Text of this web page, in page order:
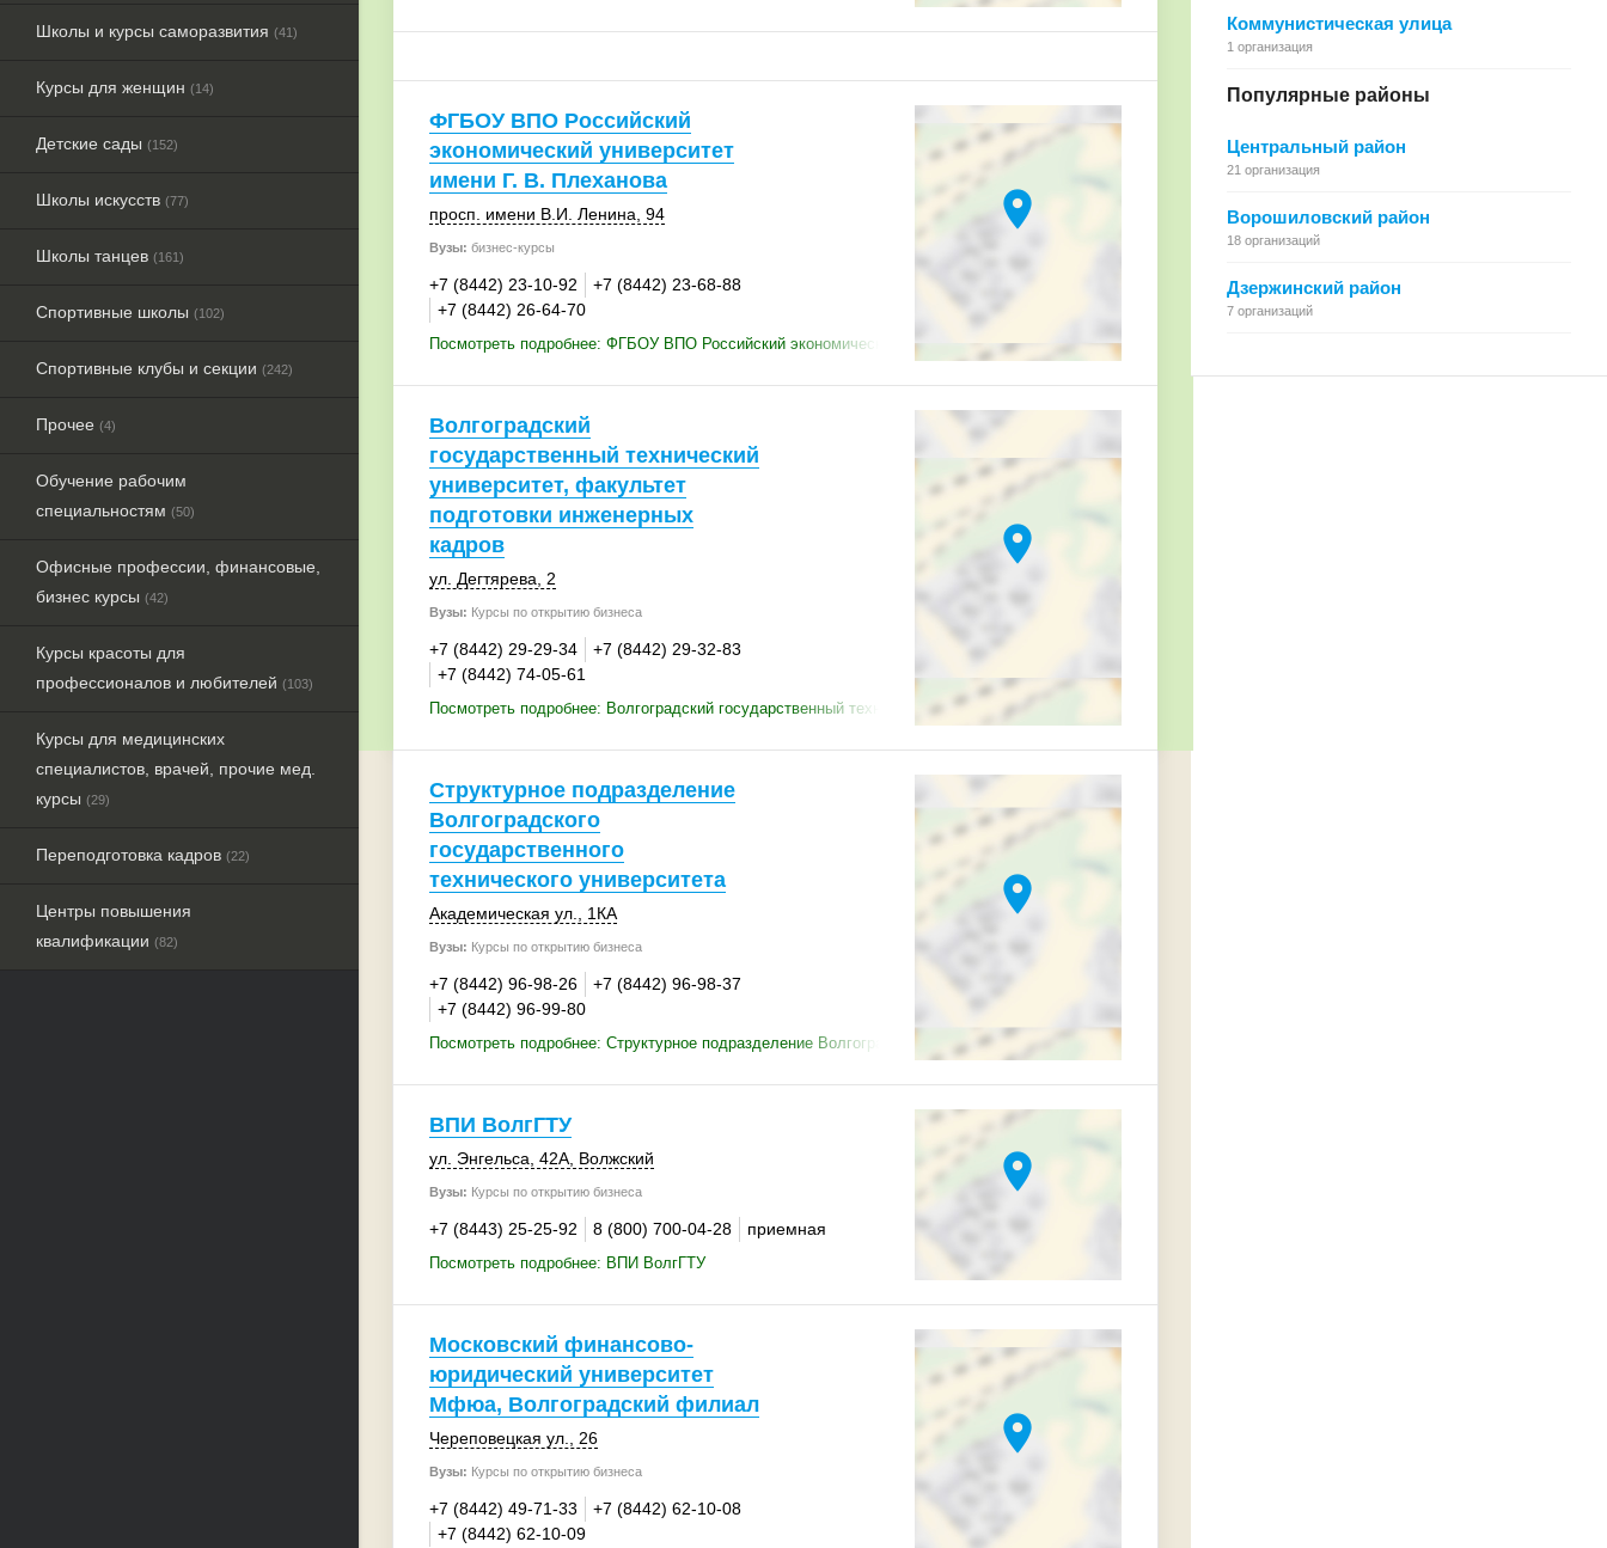
Школы и курсы саморазвития (41)
Курсы для женщин (14)
Детские сады (152)
Школы искусств (77)
Школы танцев (161)
Спортивные школы (102)
Спортивные клубы и секции (242)
Прочее (4)
Обучение рабочим
специальностям (50)
Офисные профессии, финансовые,
бизнес курсы (42)
Курсы красоты для
профессионалов и любителей (103)
Курсы для медицинских
специалистов, врачей, прочие мед.
курсы (29)
Переподготовка кадров (22)
Центры повышения
квалификации (82)
ФГБОУ ВПО Российский
экономический университет
имени Г. В. Плеханова
просп. имени В.И. Ленина, 94
Вузы: бизнес-курсы
+7 (8442) 23-10-92
+7 (8442) 23-68-88
+7 (8442) 26-64-70
Посмотреть подробнее: ФГБОУ ВПО Российский экономический университет имени Г. В. Плеханова
location_on
Волгоградский
государственный технический
университет, факультет
подготовки инженерных
кадров
ул. Дегтярева, 2
Вузы: Курсы по открытию бизнеса
+7 (8442) 29-29-34
+7 (8442) 29-32-83
+7 (8442) 74-05-61
Посмотреть подробнее: Волгоградский государственный технический университет, факультет подготовки инженерных кадров
location_on
Структурное подразделение
Волгоградского
государственного
технического университета
Академическая ул. 1КА
Вузы: Курсы по открытию бизнеса
+7 (8442) 96-98-26
+7 (8442) 96-98-37
+7 (8442) 96-99-80
Посмотреть подробнее: Структурное подразделение Волгоградского государственного технического университета
location_on
ВПИ ВолгГТУ
ул. Энгельса 42А, Волжский
Вузы: Курсы по открытию бизнеса
+7 (8443) 25-25-92 8 (800) 700-04-28 приемная
Посмотреть подробнее: ВПИ ВолгГТУ
location_on
Московский финансово-
юридический университет
Мфюа, Волгоградский филиал
Череповецкая ул., 26
Вузы: Курсы по открытию бизнеса
+7 (8442) 49-71-33
+7 (8442) 62-10-08
+7 (8442) 62-10-09
location_on
Коммунистическая улица
1 организация
Популярные районы
Центральный район
21 организация
Ворошиловский район
18 организаций
Дзержинский район
7 организаций